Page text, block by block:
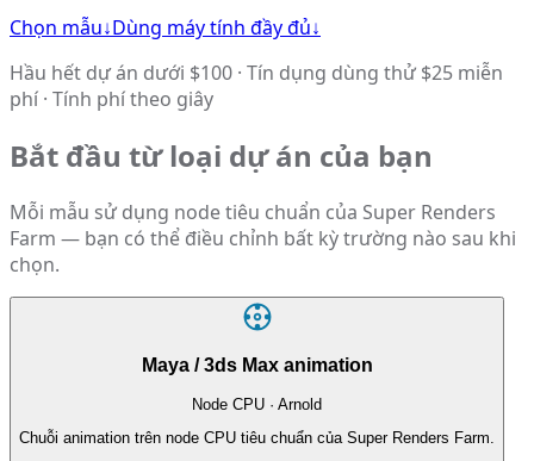
Chọn mẫu↓Dùng máy tính đầy đủ↓
Hầu hết dự án dưới $100 · Tín dụng dùng thử $25 miễn
phí · Tính phí theo giây
Bắt đầu từ loại dự án của bạn
Mỗi mẫu sử dụng node tiêu chuẩn của Super Renders
Farm — bạn có thể điều chỉnh bất kỳ trường nào sau khi
chọn.
Maya / 3ds Max animation
Node CPU · Arnold
Chuỗi animation trên node CPU tiêu chuẩn của Super Renders Farm.